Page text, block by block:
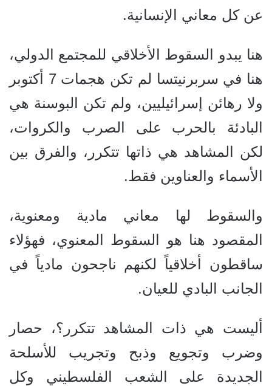
عن كل معاني الإنسانية.
هنا يبدو السقوط الأخلاقي للمجتمع الدولي،
هنا في سربرنيتسا لم تكن هجمات 7 أكتوبر
ولا رهائن إسرائيليين، ولم تكن البوسنة هي
البادئة بالحرب على الصرب والكروات،
لكن المشاهد هي ذاتها تتكرر، والفرق بين
الأسماء والعناوين فقط.
والسقوط لها معاني مادية ومعنوية،
المقصود هنا هو السقوط المعنوي، فهؤلاء
ساقطون أخلاقياً لكنهم ناجحون مادياً في
الجانب البادي للعيان.
أليست هي ذات المشاهد تتكرر؟، حصار
وضرب وتجويع وذبح وتجريب للأسلحة
الجديدة على الشعب الفلسطيني وكل